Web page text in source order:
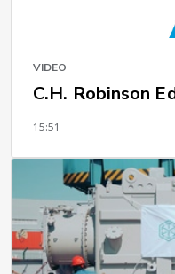
VIDEO
C.H. Robinson
15:51